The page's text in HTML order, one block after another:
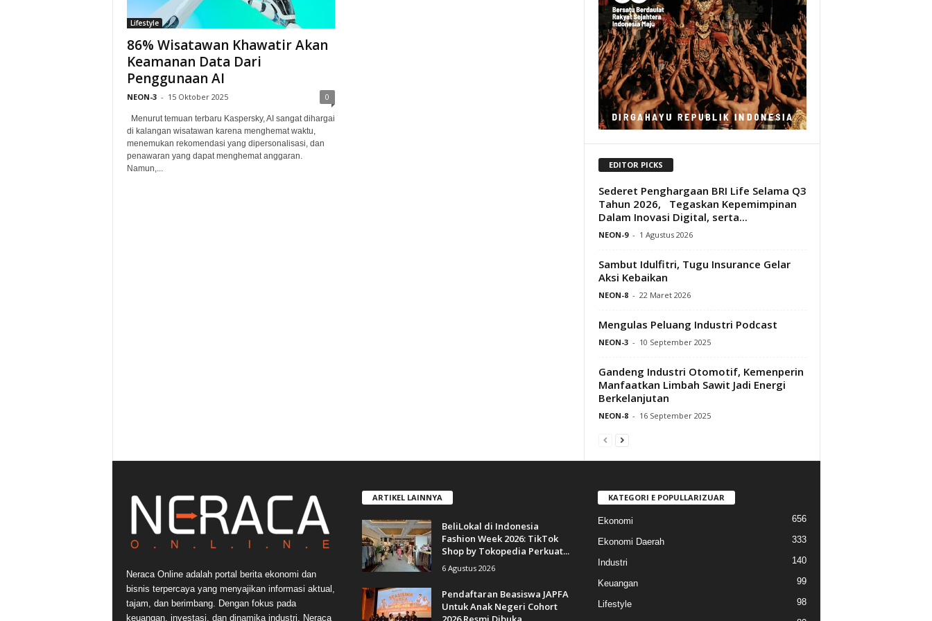
Lifestyle
86% Wisatawan Khawatir Akan
Keamanan Data Dari
Penggunaan AI
NEON-3 - 15 Oktober 2025 0
Menurut temuan terbaru Kaspersky, AI sangat dihargai
di kalangan wisatawan karena menghemat waktu,
menemukan rekomendasi yang dipersonalisasi, dan
penawaran yang dapat menghemat anggaran.
Namun,...
EDITOR PICKS
Sederet Penghargaan BRI Life Selama Q3
Tahun 2026, Tegaskan Kepemimpinan
Dalam Inovasi Digital, serta...
NEON-9 - 1 Agustus 2026
Sambut Idulfitri, Tugu Insurance Gelar
Aksi Kebaikan
NEON-8 - 22 Maret 2026
Mengulas Peluang Industri Podcast
NEON-3 - 10 September 2025
Gandeng Industri Otomotif, Kemenperin
Manfaatkan Limbah Sawit Jadi Energi
Berkelanjutan
NEON-8 - 16 September 2025
Neraca Online adalah portal berita ekonomi dan
bisnis terpercaya yang menyajikan informasi aktual,
tajam, dan berimbang. Dengan fokus pada
keuangan, investasi, dan dinamika industri, Neraca
ARTIKEL LAINNYA
BeliLokal di Indonesia
Fashion Week 2026: TikTok
Shop by Tokopedia Perkuat...
6 Agustus 2026
Pendaftaran Beasiswa JAPFA
Untuk Anak Negeri Cohort
KATEGORI E POPULLARIZUAR
Ekonomi 656
Ekonomi Daerah 333
Industri 140
Keuangan 99
Lifestyle 98